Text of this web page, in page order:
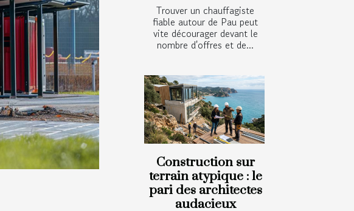
Trouver un chauffagiste
fiable autour de Pau peut
vite décourager devant le
nombre d'offres et de...
Construction sur
terrain atypique : le
pari des architectes
audacieux